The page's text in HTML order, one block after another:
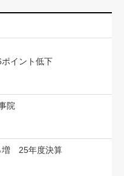
イント低下
院
増 25年度決算